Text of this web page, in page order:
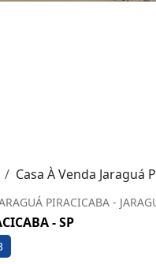
Casa À Venda Jaraguá
PIRACICABA -
- SP